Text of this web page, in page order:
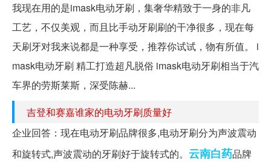
我现在用的是imask电动牙刷，集奢华精致于一身的非凡
工艺，不仅美观，而且比手动牙刷刷的干净很多，现在每
天刷牙对我来说都是一种享受，推荐你试试，物有所值。 i
mask电动牙刷 精工打造超凡脱俗 imask电动牙刷相当于汽
车界的劳斯莱斯，深受陈赫...
吉登和赛嘉谁家的电动牙刷质量好
企业回答：现在电动牙刷品牌很多,电动牙刷分为声波震动
和旋转式,声波震动的牙刷好于旋转式的。 云南白药品牌